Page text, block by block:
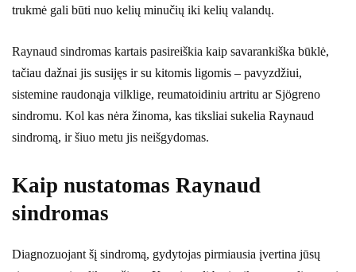
trukmė gali būti nuo kelių minučių iki kelių valandų.
Raynaud sindromas kartais pasireiškia kaip savarankiška būklė,
tačiau dažnai jis susijęs ir su kitomis ligomis – pavyzdžiui,
sistemine raudonąja vilklige, reumatoidiniu artritu ar Sjögreno
sindromu. Kol kas nėra žinoma, kas tiksliai sukelia Raynaud
sindromą, ir šiuo metu jis neišgydomas.
Kaip nustatomas Raynaud
sindromas
Diagnozuojant šį sindromą, gydytojas pirmiausia įvertina jūsų